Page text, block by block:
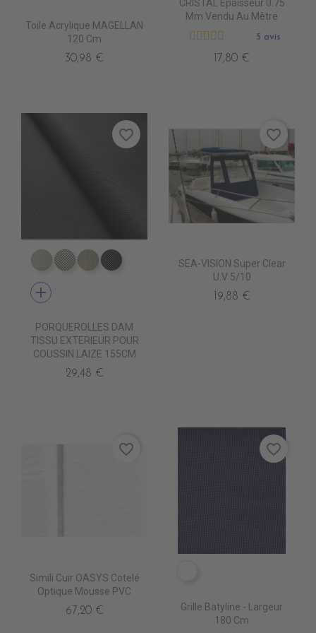
Toile Acrylique MAGELLAN
120 Cm
30,98 €
CRISTAL Épaisseur 0.75
Mm Vendu Au Mètre
5 avis
17,80 €
DD5500 BLANC INFINI
DD5501 BLANC D'ARGENT
DD5502 ZEPHIR
DD5503 SMOKY
add
PORQUEROLLES DAM
TISSU EXTERIEUR POUR
COUSSIN LAIZE 155CM
29,48 €
favorite_border
SEA-VISION Super Clear
U.V 5/10
19,88 €
favorite_border
Simili Cuir OASYS Cotelé
Optique Mousse PVC
67,20 €
favorite_border
Grille Batyline - Largeur
180 Cm
favorite_border